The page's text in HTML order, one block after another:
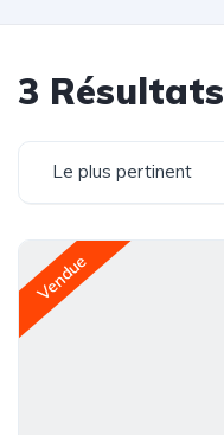
3 Résultats
Le plus pertinent
Vendue